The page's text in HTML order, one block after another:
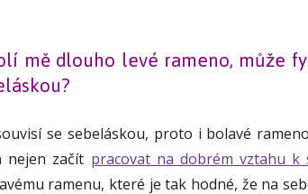
mě dlouho levé rameno, může
se sebeláskou, proto i bolavé
nejen začít pracovat na dobrém vztahu k
ramenu, které je tak hodné, že na